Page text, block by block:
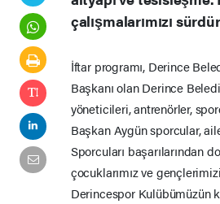
çalışmalarımızı
İftar programı, Derince
Başkanı olan Derince
yöneticileri, antrenörler,
Başkan Aygün sporcular,
Sporcuları başarılarından
çocuklarımız ve
Derincespor Kulübümüzün